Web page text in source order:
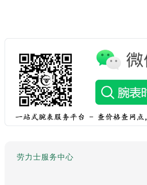
劳力士服务中心